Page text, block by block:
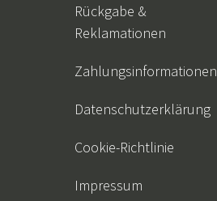
Rückgabe &
Reklamationen
Zahlungsinformationen
Datenschutzerklärung
Cookie-Richtlinie
Impressum